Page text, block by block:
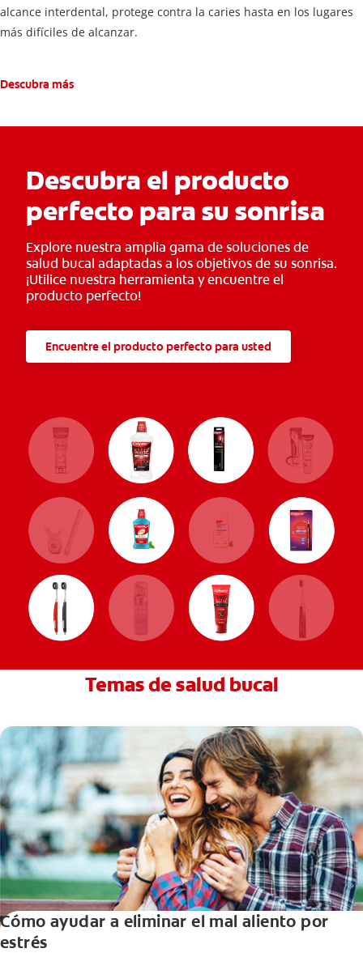
alcance interdental, protege contra la caries hasta en los lugares
más difíciles de alcanzar.
Descubra más
Descubra el producto
perfecto para su sonrisa
Explore nuestra amplia gama de soluciones de
salud bucal adaptadas a los objetivos de su sonrisa.
¡Utilice nuestra herramienta y encuentre el
producto perfecto!
Encuentre el producto perfecto para usted
Temas de salud bucal
Cómo ayudar a eliminar el mal aliento por
estrés